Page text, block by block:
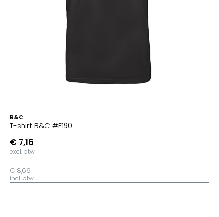
B&C
T-shirt B&C #E190
€ 7,16
excl. btw
€ 8,66
incl. btw